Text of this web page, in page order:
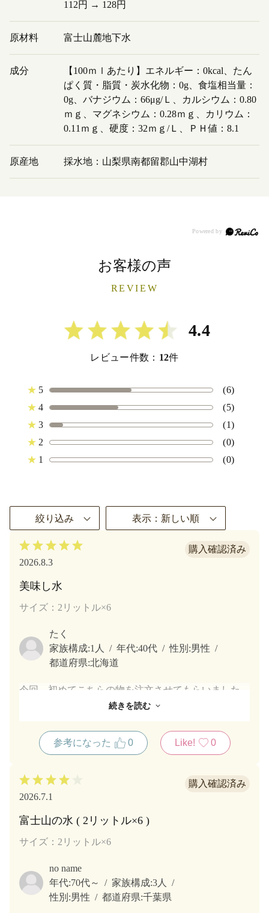
112円 → 128円
原材料 富士山麓地下水
成分
【100ｍｌあたり】エネルギー：0kcal、たん
ぱく質・脂質・炭水化物：0g、食塩相当量：
0g、バナジウム：66μg/Ｌ、カルシウム：0.80
ｍｇ、マグネシウム：0.28ｍｇ、カリウム：
0.11ｍｇ、硬度：32ｍｇ/Ｌ、ＰＨ値：8.1
原産地 採水地：山梨県南都留郡山中湖村
お客様の声
REVIEW
4.4
レビュー件数： 12件
★ 5
(6)
★ 4
(5)
★ 3
(1)
★ 2
(0)
★ 1 (0)
絞り込み 表示：新しい順
2026.8.3
美味し水
サイズ：2リットル×6
たく
家族構成:1人 年代:40代 性別:男性
都道府県:北海道
今回、初めてこちらの物を注文させてもらいました
が、本当に美味しい水で今まで他社製品で色々と試し
みやすさでした!
美味しい水を探している方は、是非一度試して欲しい
います。
続きを読む
参考になった 0 Like! 0
2026.7.1
富士山の水 ( 2リットル×6 )
サイズ：2リットル×6
no name
年代:70代～ 家族構成:3人
性別:男性 都道府県:千葉県